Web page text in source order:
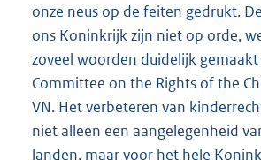
onze neus op de feiten gedrukt.
ons Koninkrijk zijn niet op orde,
zoveel woorden duidelijk
Committee on the Rights of the
VN. Het verbeteren van
niet alleen een aangelegenheid
landen, maar voor het hele